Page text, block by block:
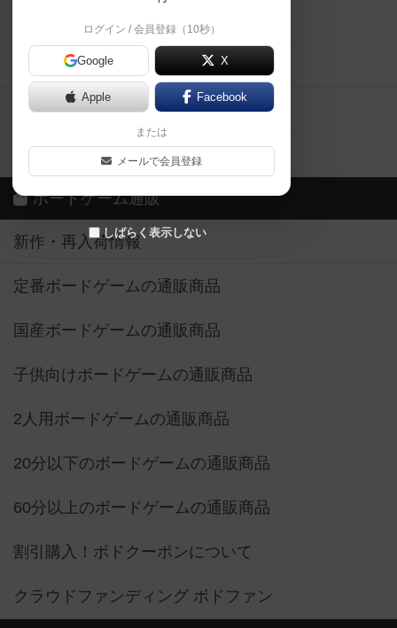
ログイン / 会員登録（10秒）
Google X
Apple Facebook
または
メールで会員登録
しばらく表示しない
掲示板・トピックス
ボドとも・会員一覧
ボードゲーム業界コラム
ボドゲーマご利用案内
ボードゲーム通販
新作・再入荷情報
定番ボードゲームの通販商品
国産ボードゲームの通販商品
子供向けボードゲームの通販商品
2人用ボードゲームの通販商品
20分以下のボードゲームの通販商品
60分以上のボードゲームの通販商品
割引購入！ボドクーポンについて
クラウドファンディング ボドファン